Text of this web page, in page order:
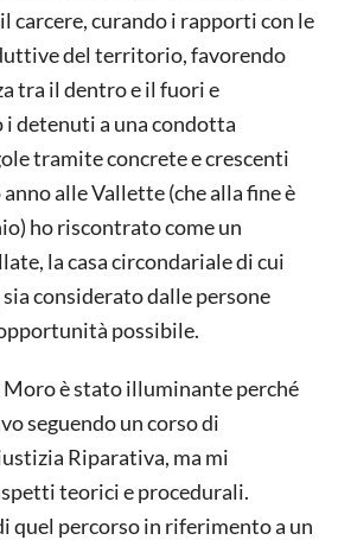
carcere, curando i rapporti con le
del territorio, favorendo
tra il dentro e il fuori e
detenuti a una condotta
tramite concrete e crescenti
alle Vallette (che alla fine è
ho riscontrato come un
la casa circondariale di cui
considerato dalle persone
possibile.
Moro è stato illuminante perché
seguendo un corso di
Riparativa, ma mi
teorici e procedurali.
quel percorso in riferimento a un